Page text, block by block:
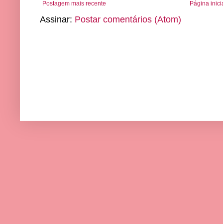
Postagem mais recente Página
Assinar: Postar comentários (Atom)